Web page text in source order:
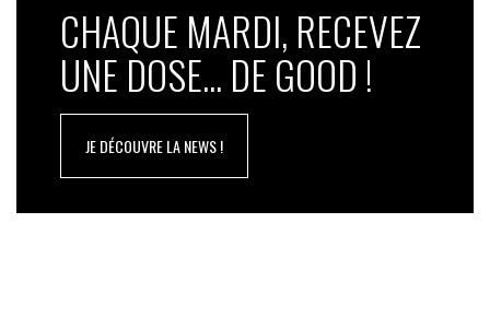
CHAQUE MARDI, RECEVEZ
UNE DOSE... DE GOOD !
JE DÉCOUVRE LA NEWS !